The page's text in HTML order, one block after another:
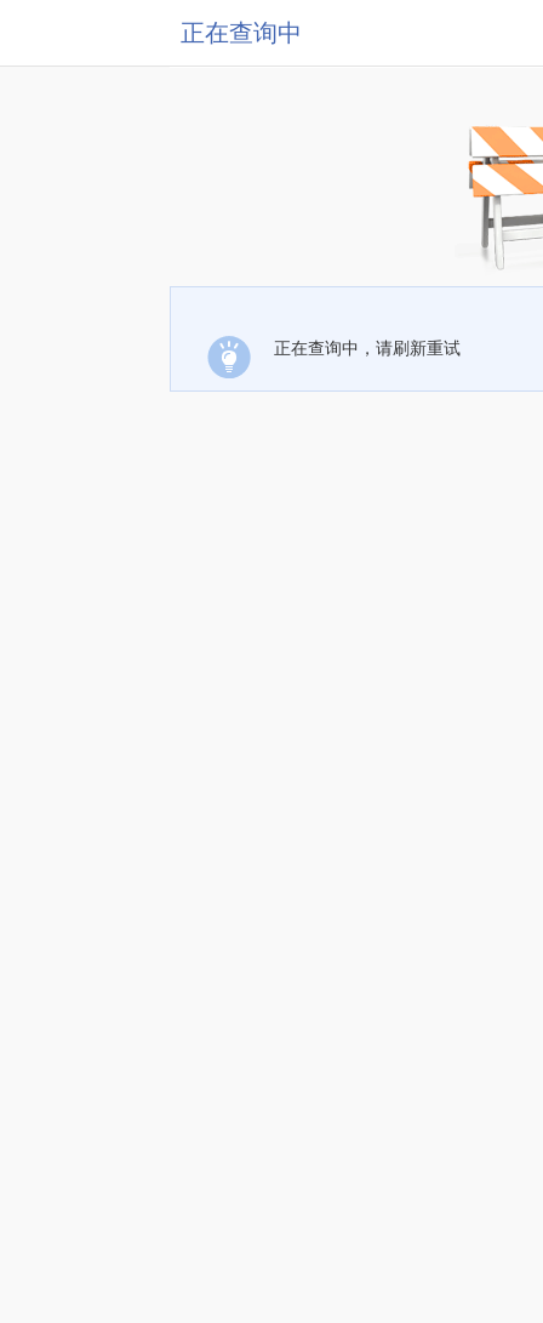
正在查询中
正在查询中，请刷新重试